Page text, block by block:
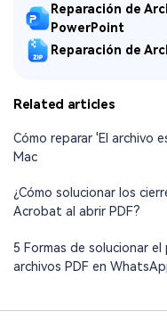
Reparación de
PowerPoint
Reparación de
Related articles
Cómo reparar 'El archivo
Mac
¿Cómo solucionar los
Acrobat al abrir PDF?
5 Formas de solucionar
archivos PDF en